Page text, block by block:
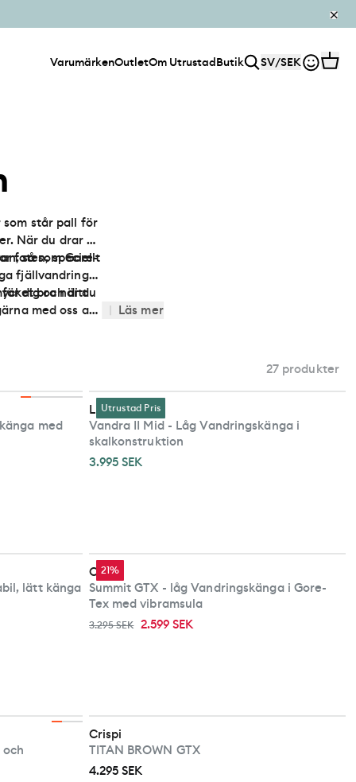
VarumärkenOutletOm UtrustadButik SV/SEK
står pall för
När du drar på
foten, speciellt
så som Gore-
fjällvandringar
bra när du
för dig och ditt
med oss av
| Läs mer
27 produkter
med
Utrustad Pris
Lundhags
Vandra II Mid - Låg Vandringskänga i
skalkonstruktion
3.995 SEK
lätt känga
21%
Crispi
Summit GTX - låg Vandringskänga i Gore-
Tex med vibramsula
3.295 SEK 2.599 SEK
Crispi
TITAN BROWN GTX
4.295 SEK